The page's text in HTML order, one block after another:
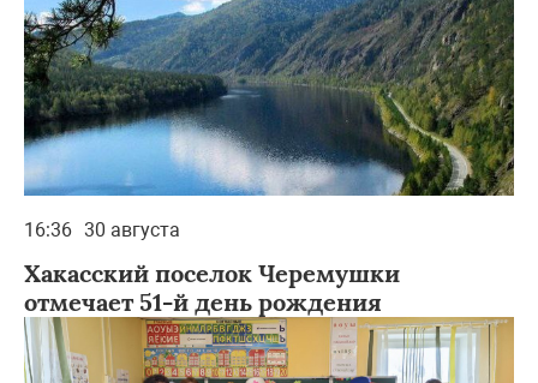
16:36 30 августа
Хакасский поселок Черемушки
отмечает 51-й день рождения